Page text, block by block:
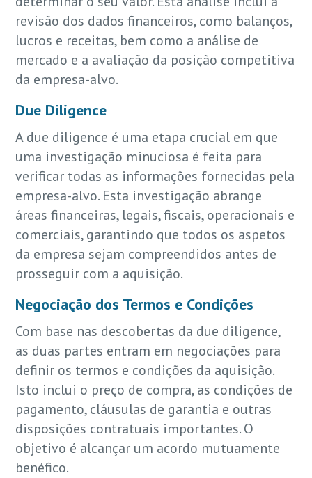
revisão dos dados financeiros, como balanços,
lucros e receitas, bem como a análise de
mercado e a avaliação da posição competitiva
da empresa-alvo.
Due Diligence
A due diligence é uma etapa crucial em que
uma investigação minuciosa é feita para
verificar todas as informações fornecidas pela
empresa-alvo. Esta investigação abrange
áreas financeiras, legais, fiscais, operacionais e
comerciais, garantindo que todos os aspetos
da empresa sejam compreendidos antes de
prosseguir com a aquisição.
Negociação dos Termos e Condições
Com base nas descobertas da due diligence,
as duas partes entram em negociações para
definir os termos e condições da aquisição.
Isto inclui o preço de compra, as condições de
pagamento, cláusulas de garantia e outras
disposições contratuais importantes. O
objetivo é alcançar um acordo mutuamente
benéfico.